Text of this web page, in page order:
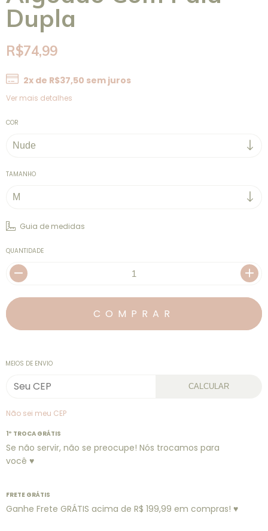
Dupla
R$74,99
2x de R$37,50 sem juros
Ver mais detalhes
COR
TAMANHO
Guia de medidas
QUANTIDADE
MEIOS DE ENVIO
CALCULAR
Não sei meu CEP
1º TROCA GRÁTIS
Se não servir, não se preocupe! Nós trocamos para
você ♥
FRETE GRÁTIS
Ganhe Frete GRÁTIS acima de R$ 199,99 em compras! ♥